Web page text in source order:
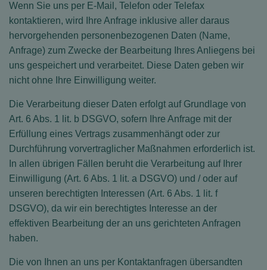
Wenn Sie uns per E-Mail, Telefon oder Telefax
kontaktieren, wird Ihre Anfrage inklusive aller daraus
hervorgehenden personenbezogenen Daten (Name,
Anfrage) zum Zwecke der Bearbeitung Ihres Anliegens bei
uns gespeichert und verarbeitet. Diese Daten geben wir
nicht ohne Ihre Einwilligung weiter.
Die Verarbeitung dieser Daten erfolgt auf Grundlage von
Art. 6 Abs. 1 lit. b DSGVO, sofern Ihre Anfrage mit der
Erfüllung eines Vertrags zusammenhängt oder zur
Durchführung vorvertraglicher Maßnahmen erforderlich ist.
In allen übrigen Fällen beruht die Verarbeitung auf Ihrer
Einwilligung (Art. 6 Abs. 1 lit. a DSGVO) und / oder auf
unseren berechtigten Interessen (Art. 6 Abs. 1 lit. f
DSGVO), da wir ein berechtigtes Interesse an der
effektiven Bearbeitung der an uns gerichteten Anfragen
haben.
Die von Ihnen an uns per Kontaktanfragen übersandten